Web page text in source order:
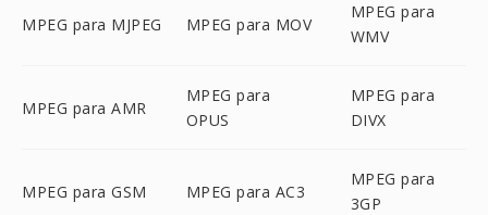
MPEG para MJPEG MPEG para MOV
MPEG para
WMV
MPEG para AMR
MPEG para
OPUS
MPEG para
DIVX
MPEG para GSM MPEG para AC3
MPEG para
3GP